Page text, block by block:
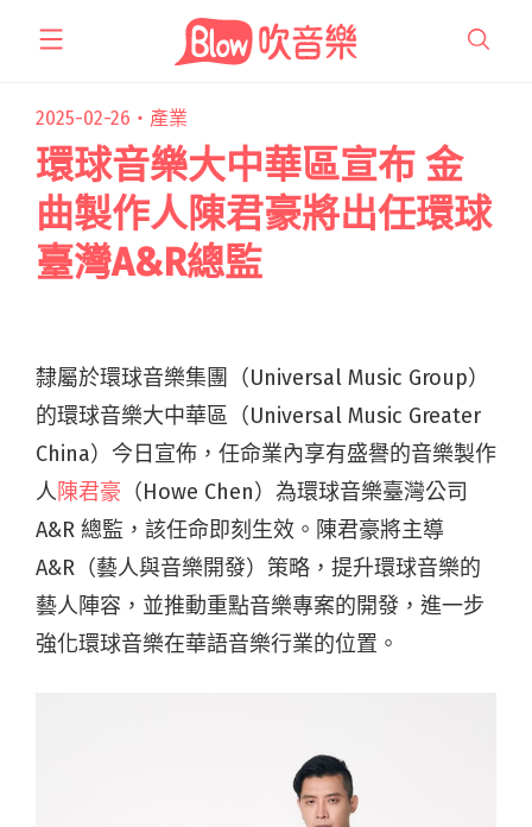
2025-02-26・ 產業
環球音樂大中華區宣布 金
曲製作人陳君豪將出任環球
臺灣A&R總監
隸屬於環球音樂集團（Universal Music Group）
的環球音樂大中華區（Universal Music Greater
China）今日宣佈，任命業內享有盛譽的音樂製作
人陳君豪 （Howe Chen）為環球音樂臺灣公司
A&R 總監，該任命即刻生效。陳君豪將主導
A&R（藝人與音樂開發）策略，提升環球音樂的
藝人陣容，並推動重點音樂專案的開發，進一步
強化環球音樂在華語音樂行業的位置。